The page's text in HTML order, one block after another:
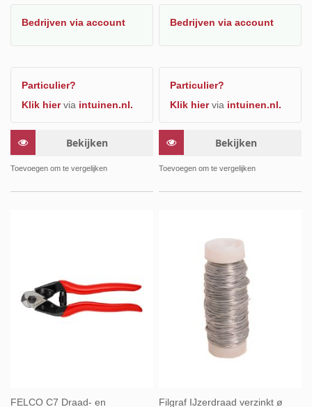
Bedrijven via account
Particulier?
Klik hiervia intuinen.nl.
Bekijken
Toevoegen om te vergelijken
Bedrijvenvia account
Particulier?
Klik hiervia intuinen.nl.
Bekijken
Toevoegen om te vergelijken
FELCO C7 Draad- en Filgraf IJzerdraad verzinkt ø